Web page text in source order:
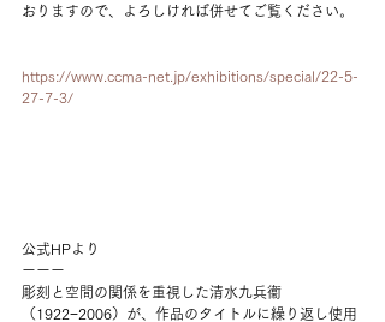
おりますので、よろしければ併せてご覧ください。
https://www.ccma-net.jp/exhibitions/special/22-5-
27-7-3/
公式HPより
ーーー
彫刻と空間の関係を重視した清水九兵衞
（1922−2006）が、作品のタイトルに繰り返し使用